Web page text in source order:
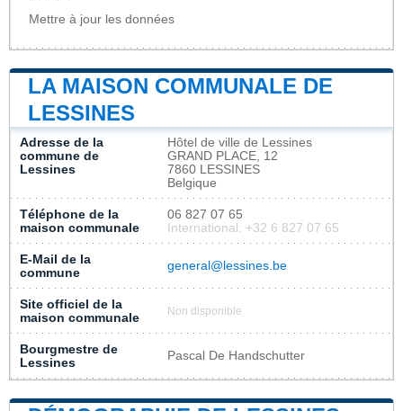
Mettre à jour les données
LA MAISON COMMUNALE DE
LESSINES
Adresse de la
commune de
Lessines
Hôtel de ville de Lessines
GRAND PLACE, 12
7860 LESSINES
Belgique
Téléphone de la
maison communale
06 827 07 65
International: +32 6 827 07 65
E-Mail de la
commune
general@lessines.be
Site officiel de la
maison communale
Non disponible
Bourgmestre de
Lessines
Pascal De Handschutter